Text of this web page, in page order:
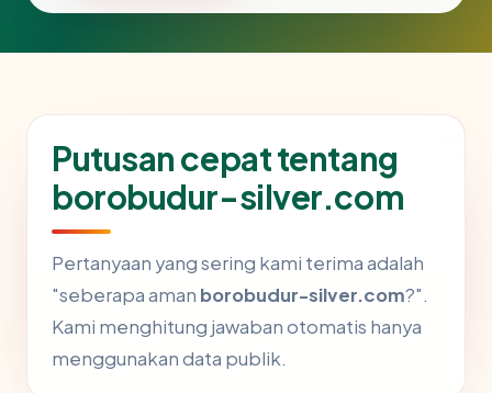
Putusan cepat tentang
borobudur-silver.com
Pertanyaan yang sering kami terima adalah
"seberapa aman borobudur-silver.com?".
Kami menghitung jawaban otomatis hanya
menggunakan data publik.